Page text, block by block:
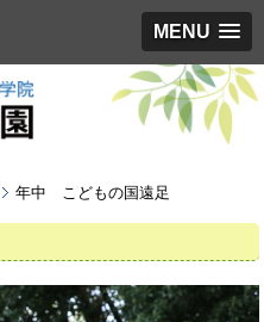
MENU
年中 こどもの国遠足